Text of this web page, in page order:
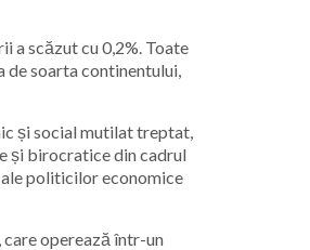
a scăzut cu 0,2%. Toate
de soarta continentului,
și social mutilat treptat,
și birocratice din cadrul
politicilor economice
care operează într-un